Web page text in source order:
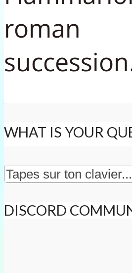
roman
WHAT IS YOUR
DISCORD